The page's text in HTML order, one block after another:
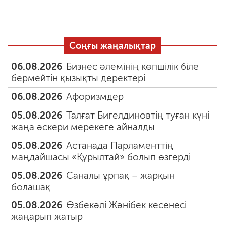
Соңғы жаңалықтар
06.08.2026 Бизнес әлемінің көпшілік біле
бермейтін қызықты деректері
06.08.2026 Афоризмдер
05.08.2026 Талғат Бигелдиновтің туған күні
жаңа әскери мерекеге айналды
05.08.2026 Астанада Парламенттің
маңдайшасы «Құрылтай» болып өзгерді
05.08.2026 Саналы ұрпақ – жарқын
болашақ
05.08.2026 Өзбекәлі Жәнібек кесенесі
жаңарып жатыр